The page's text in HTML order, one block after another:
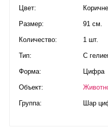
Цвет:
Размер: 91 см.
Количество: 1 шт.
Тип: С
Форма: Цифра
Объект:
Группа: Шар